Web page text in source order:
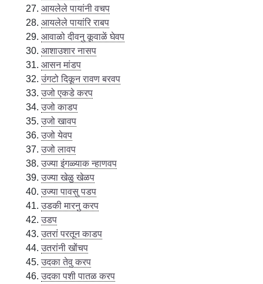
आयलेले पायांनी वचप
आयलेले पायांरि राबप
आवाळो दीवनु कूवाळें घेवप
आशाउशार नासप
आसन मांडप
उंगटो दिकून रावण बरवप
उजो एकडे करप
उजो काडप
उजो खावप
उजो येवप
उजो लावप
उज्या इंगळ्याक न्हाणवप
उज्या खेळु खेळप
उज्या पावसु पडप
उडकी मारनु करप
उडप
उतरां परतून काडप
उतरांनी खोंचप
उदका तेवु करप
उदका पशी पातळ करप